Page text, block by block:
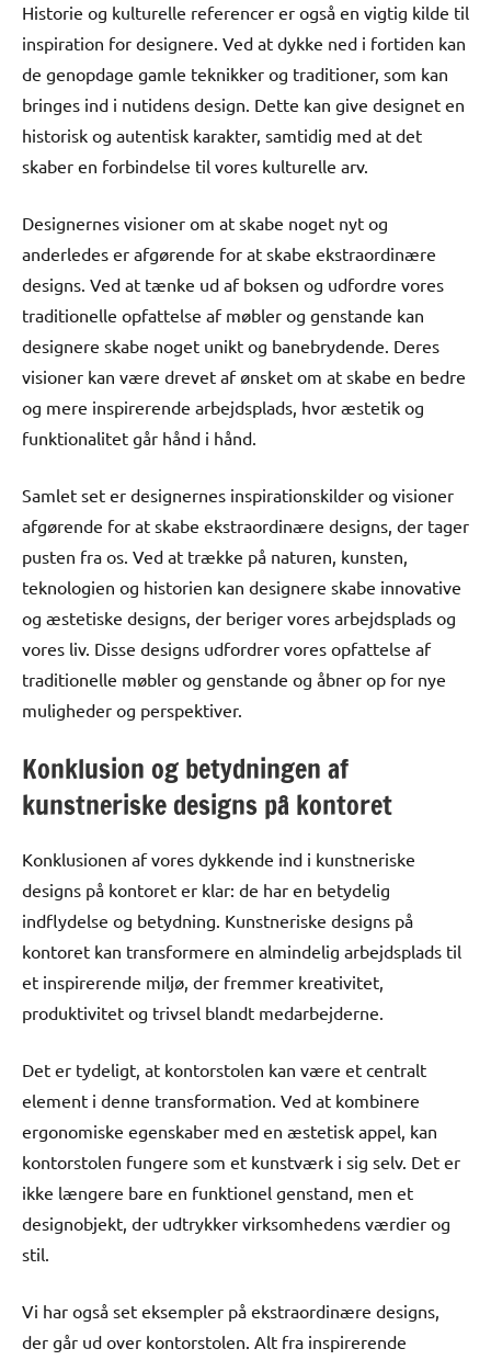
Historie og kulturelle referencer er også en vigtig kilde til
inspiration for designere. Ved at dykke ned i fortiden kan
de genopdage gamle teknikker og traditioner, som kan
bringes ind i nutidens design. Dette kan give designet en
historisk og autentisk karakter, samtidig med at det
skaber en forbindelse til vores kulturelle arv.
Designernes visioner om at skabe noget nyt og
anderledes er afgørende for at skabe ekstraordinære
designs. Ved at tænke ud af boksen og udfordre vores
traditionelle opfattelse af møbler og genstande kan
designere skabe noget unikt og banebrydende. Deres
visioner kan være drevet af ønsket om at skabe en bedre
og mere inspirerende arbejdsplads, hvor æstetik og
funktionalitet går hånd i hånd.
Samlet set er designernes inspirationskilder og visioner
afgørende for at skabe ekstraordinære designs, der tager
pusten fra os. Ved at trække på naturen, kunsten,
teknologien og historien kan designere skabe innovative
og æstetiske designs, der beriger vores arbejdsplads og
vores liv. Disse designs udfordrer vores opfattelse af
traditionelle møbler og genstande og åbner op for nye
muligheder og perspektiver.
Konklusion og betydningen af
kunstneriske designs på kontoret
Konklusionen af vores dykkende ind i kunstneriske
designs på kontoret er klar: de har en betydelig
indflydelse og betydning. Kunstneriske designs på
kontoret kan transformere en almindelig arbejdsplads til
et inspirerende miljø, der fremmer kreativitet,
produktivitet og trivsel blandt medarbejderne.
Det er tydeligt, at kontorstolen kan være et centralt
element i denne transformation. Ved at kombinere
ergonomiske egenskaber med en æstetisk appel, kan
kontorstolen fungere som et kunstværk i sig selv. Det er
ikke længere bare en funktionel genstand, men et
designobjekt, der udtrykker virksomhedens værdier og
stil.
Vi har også set eksempler på ekstraordinære designs,
der går ud over kontorstolen. Alt fra inspirerende